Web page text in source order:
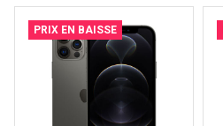
PRIX EN BAISSE